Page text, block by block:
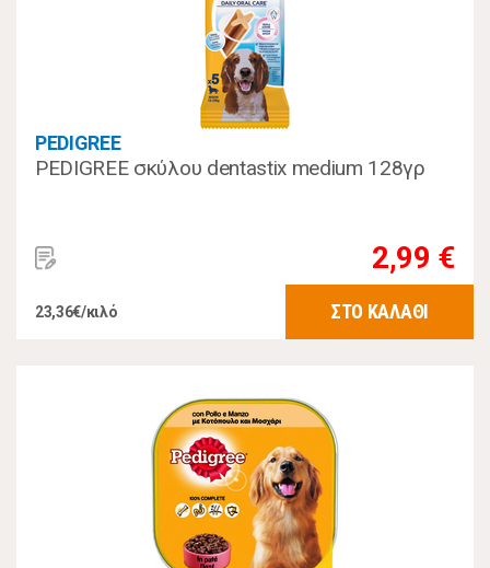
PEDIGREE
PEDIGREE σκύλου dentastix medium 128γρ
2,99 €
23,36€/κιλό ΣΤΟ ΚΑΛΑΘΙ